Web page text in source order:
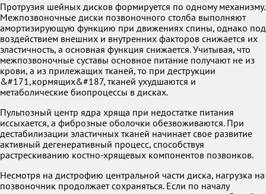
Протрузия шейных дисков формируется по одному механизму.
Межпозвоночные диски позвоночного столба выполняют
амортизирующую функцию при движениях спины, однако под
воздействием внешних и внутренних факторов снижается их
эластичность, а основная функция снижается. Учитывая, что
межпозвоночные суставы основное питание получают не из
крови, а из прилежащих тканей, то при деструкции
&#171,кормящих&#187, тканей ухудшаются и
метаболические биопроцессы в дисках.
Пульпозный центр ядра хряща при недостатке питания
иссыхается, а фиброзные оболочки обезвоживаются. При
дестабилизации эластичных тканей начинает свое развитие
активный дегенеративный процесс, способствуя
растрескиванию костно-хрящевых компонентов позвонков.
Несмотря на дистрофию центральной части диска, нагрузка на
позвоночник продолжает сохраняться. Если по началу